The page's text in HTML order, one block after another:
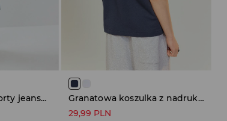
Jasnoniebieskie szorty jeansowe z efektem sprania
Granatowa koszulka z nadrukiem Visual Dept na plecach
29,99 PLN